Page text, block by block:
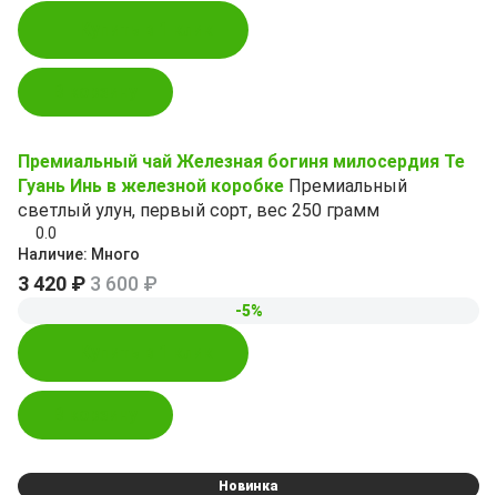
Премиальный чай Железная богиня милосердия Те
Гуань Инь в железной коробке Премиальный
светлый улун, первый сорт, вес 250 грамм
0.0
Наличие: Много
3 420 ₽ 3 600 ₽
-5%
Новинка